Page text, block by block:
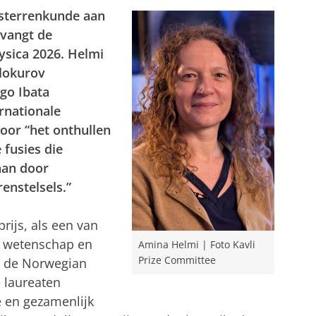
Amina Helmi | Foto Kavli
Prize Committee
aan
de
2026. Helmi
Ibata
“het onthullen
fusies die
door
als een van
en
Norwegian
laureaten
gezamenlijk